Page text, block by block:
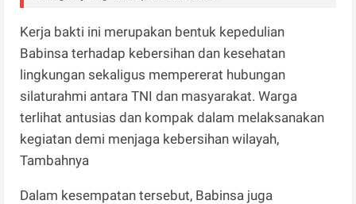
Kerja bakti ini merupakan bentuk kepedulian
Babinsa terhadap kebersihan dan kesehatan
lingkungan sekaligus mempererat hubungan
silaturahmi antara TNI dan masyarakat. Warga
terlihat antusias dan kompak dalam melaksanakan
kegiatan demi menjaga kebersihan wilayah,
Tambahnya
Dalam kesempatan tersebut, Babinsa juga